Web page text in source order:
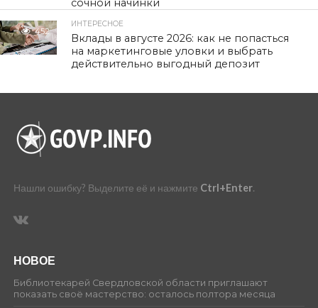
сочной начинки
452
ИНТЕРЕСНОЕ
Вклады в августе 2026: как не попасться
на маркетинговые уловки и выбрать
действительно выгодный депозит
Нашли ошибку? Выделите её и нажмите Ctrl+Enter.
НОВОЕ
Библиотекарей Свердловской области приглашают
показать своё мастерство: осталось полтора месяца